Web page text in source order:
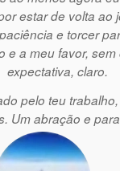
estar de volta ao
e torcer
e a meu favor, sem
expectativa, claro.
pelo teu
Um abração e